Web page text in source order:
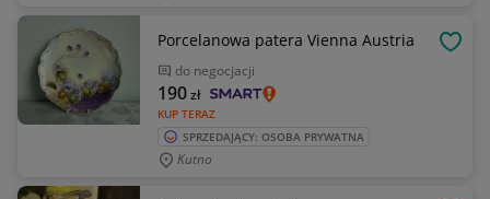
Porcelanowa patera Vienna Austria
do negocjacji
KUP TERAZ
190zł
SPRZEDAJĄCY: OSOBA PRYWATNA
Kutno